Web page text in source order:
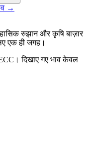
→
रुझान और कृषि बाज़ार
एक ही जगह।
दिखाए गए भाव केवल